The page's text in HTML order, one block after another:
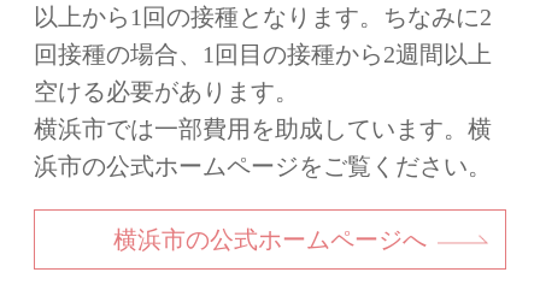
以上から1回の接種となります。ちなみに2
回接種の場合、1回目の接種から2週間以上
空ける必要があります。
横浜市では一部費用を助成しています。横
浜市の公式ホームページをご覧ください。
横浜市の公式ホームページへ